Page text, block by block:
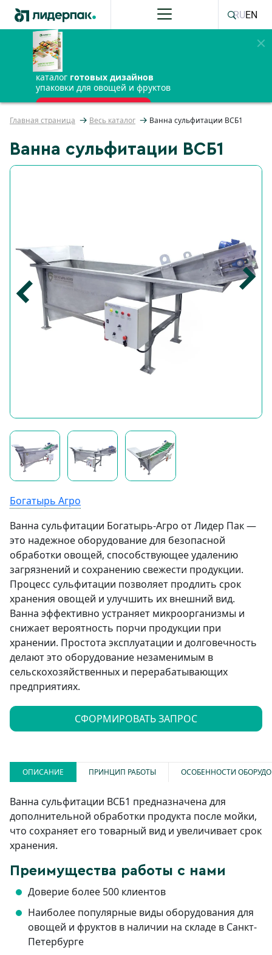
каталог готовых дизайнов
упаковки для овощей и фруктов
ПОЛУЧИТЬ БЕСПЛАТНО
RUEN
Главная страница Весь каталог Ванна сульфитации ВСБ1
Ванна сульфитации ВСБ1
Богатырь Агро
Ванна сульфитации Богатырь-Агро от Лидер Пак —
это надежное оборудование для безопасной
обработки овощей, способствующее удалению
загрязнений и сохранению свежести продукции.
Процесс сульфитации позволяет продлить срок
хранения овощей и улучшить их внешний вид.
Ванна эффективно устраняет микроорганизмы и
снижает вероятность порчи продукции при
хранении. Простота эксплуатации и долговечность
делают это оборудование незаменимым в
сельскохозяйственных и перерабатывающих
предприятиях.
СФОРМИРОВАТЬ ЗАПРОС
ОПИСАНИЕ ПРИНЦИП РАБОТЫ ОСОБЕННОСТИ
Ванна сульфитации ВСБ1 предназначена для
дополнительной обработки продукта после мойки,
что сохраняет его товарный вид и увеличивает срок
хранения.
Преимущества работы с нами
Доверие более 500 клиентов
Наиболее популярные виды оборудования для
овощей и фруктов в наличии на складе в Санкт-
Петербурге